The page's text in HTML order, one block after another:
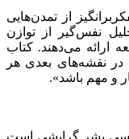
از تمدن‌هایی
نفس‌گیر از توازن
ارائه می‌دهند. کتاب
نقشه‌های بعدی هر
و مهم باشد».
بشر گرایشی است